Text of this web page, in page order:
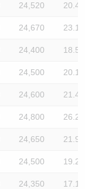
24,520 20.4
24,670 23.1
24,400 18.5
24,500 20.1
24,600 21.4
24,800 26.2
24,650 21.9
24,500 19.2
24,350 17.1